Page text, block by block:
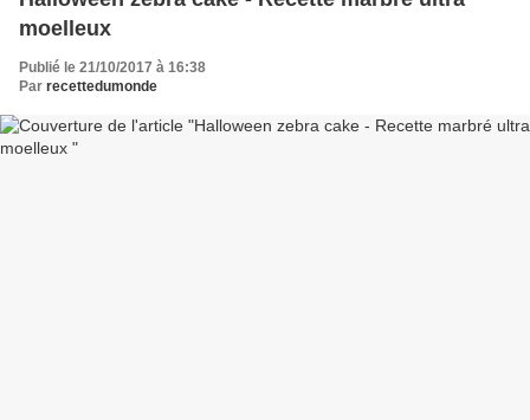
moelleux
Publié le 21/10/2017 à 16:38
Par recettedumonde